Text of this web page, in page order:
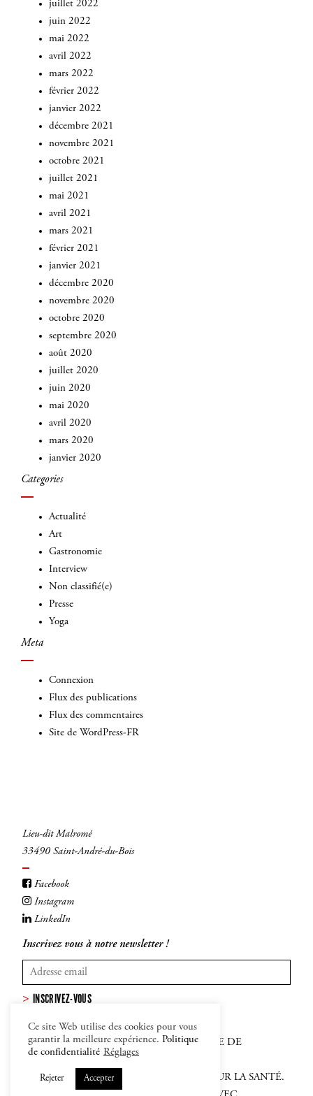
juillet 2022
juin 2022
mai 2022
avril 2022
mars 2022
février 2022
janvier 2022
décembre 2021
novembre 2021
octobre 2021
juillet 2021
mai 2021
avril 2021
mars 2021
février 2021
janvier 2021
décembre 2020
novembre 2020
octobre 2020
septembre 2020
août 2020
juillet 2020
juin 2020
mai 2020
avril 2020
mars 2020
janvier 2020
Categories
Actualité
Art
Gastronomie
Interview
Non classifié(e)
Presse
Yoga
Meta
Connexion
Flux des publications
Flux des commentaires
Site de WordPress-FR
Lieu-dit Malromé
33490 Saint-André-du-Bois
Facebook
Instagram
LinkedIn
Inscrivez vous à notre newsletter !
INSCRIVEZ-VOUS
MENTIONS LÉGALES–CGV–POLITIQUE DE
CONFIDENTIALITÉ ET COOKIES
L'ABUS D'ALCOOL EST DANGEREUX POUR LA SANTÉ.
Ce site Web utilise des cookies pour vous
garantir la meilleure expérience. Politique
de confidentialité Réglages
Rejeter Accepter
INSCRIVEZ-VOUS